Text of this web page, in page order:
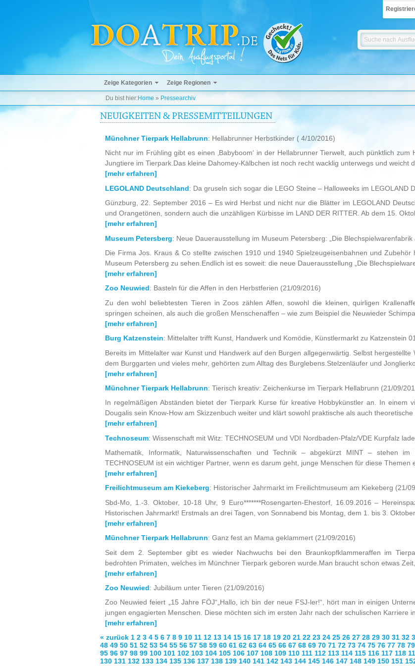
Zeige Kategorien Zeige Regionen
Du bist hier:Home » Pressearchiv
NEUIGKEITEN & PRESSEMITTEILUNGEN
Münchner Tierpark Hellabrunn: Hellabrunner Herbstkinder ( 4/10/2016)
Nicht nur im Frühling gibt es einen ‚Babyboom‘ in der Hellabrunner Tierwelt, auch pünktlich
Jungtiere im Tierpark.Das kleine Dahomey-Kälbchen ist noch recht wacklig unterwegs und weicht
[mehr erfahren]
LEGOLAND Deutschland: Da gruseln sich sogar die LEGO Steine – Halloweeks im LEGOLAND
Günzburg, 22. September 2016 – Es wird Herbst und nicht nur die Blätter im LEGOLAND
und Orangetönen, sondern auch die unzähligen Kürbisse im LAND DER RITTER. Ab dem 15.
[mehr erfahren]
Museum Petersberg: Neue Dauerausstellung im Museum Petersberg: „Die
Die Firma Jos. Kraus & Co stellte zwischen 1910 und 1940 Spielzeugeisenbahnen und
Museum Petersberg zu sehen.Endlich ist es soweit: die neue Dauerausstellung „Die
[mehr erfahren]
Zoo Neuwied: Basteln für die Affen in den Herbstferien (21/09/2016)
Zu den wohl beliebtesten Tieren in Zoos zählen Affen, sowohl die kleinen, quirligen
springen scheinen, als auch die großen Menschenaffen – wie zum Beispiel die Neuwieder
[mehr erfahren]
Burg Katzenstein: Mittelalter trifft Kunst, Handwerk und Komödie, Künstlermarkt zu Katzenstein
Bereits im Mittelalter war Kunst und Handwerk auf den Burgen allgegenwärtig. Selbst
dem Burggarten und vieles mehr, gehörten zum Alltag des Burglebens.Stelzenläufer und
[mehr erfahren]
Münchner Tierpark Hellabrunn: Tierisch kreativ: Zeichenkurse im Tierpark Hellabrunn (21/09/
In regelmäßigen Abständen bietet der Tierpark Kurse für kreative Hobbykünstler an. In einem
Dougalis sein Know-How am Skizzenbuch weiter und klärt sowohl praktische als auch
[mehr erfahren]
Technoseum: Wissenschaft mit Witz: TECHNOSEUM und VDI Nordbaden-Pfalz/VDE Kurpfalz
Mathematik, Informatik, Naturwissenschaften und Technik – abgekürzt MINT – stehen
TECHNOSEUM ist ein wichtiger Partner, wenn es darum geht, junge Menschen für diese Themen
[mehr erfahren]
Freilichtmuseum am Kiekeberg: Historischer Jahrmarkt im Freilichtmuseum am Kiekeberg (21/
Sbd-Mo, 1.-3. Oktober, 10-18 Uhr, 9 Euro*******Rosengarten-Ehestorf, 16.09.2016 –
Historischen Jahrmarkt! Erstmals an drei Tagen, von Sonnabend bis Montag, dem 1. bis 3.
[mehr erfahren]
Münchner Tierpark Hellabrunn: Ganz fest an Mama geklammert (21/09/2016)
Seit dem 2. September gibt es wieder Nachwuchs bei den Braunkopfklammeraffen im
bedrohten Primaten, welches im Münchner Tierpark geboren wurde.Man braucht schon etwas
[mehr erfahren]
Zoo Neuwied: Jubiläum unter Tieren (21/09/2016)
Zoo Neuwied feiert „15 Jahre FÖJ“„Hallo, ich bin der neue FSJ-ler!“, hört man in einigen
jungen engagierten Menschen. Diese möchten sich im ersten Jahr nach der schulischen Karriere
[mehr erfahren]
« zurück 1 2 3 4 5 6 7 8 9 10 11 12 13 14 15 16 17 18 19 20 21 22 23 24 25 26 27 28 29 30 31 32
48 49 50 51 52 53 54 55 56 57 58 59 60 61 62 63 64 65 66 67 68 69 70 71 72 73 74 75 76 77 78 79
95 96 97 98 99 100 101 102 103 104 105 106 107 108 109 110 111 112 113 114 115 116 117 118
130 131 132 133 134 135 136 137 138 139 140 141 142 143 144 145 146 147 148 149 150 151